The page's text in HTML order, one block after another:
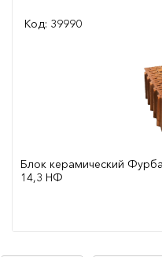
Код: 39990
Блок керамический
14,3 НФ